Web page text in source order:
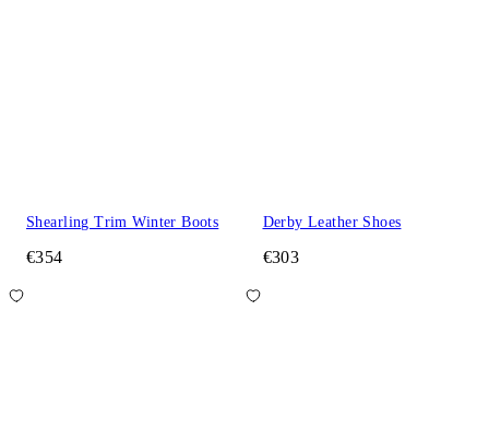
Shearling Trim Winter Boots
€354
Derby Leather Shoes
€303